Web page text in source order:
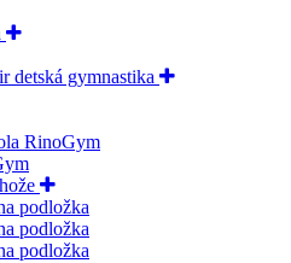
detská gymnastika
RinoGym
podložka
podložka
podložka